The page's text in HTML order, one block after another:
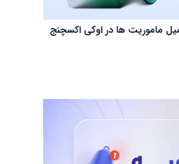
ماموریت ها در اوکی اکسچنج